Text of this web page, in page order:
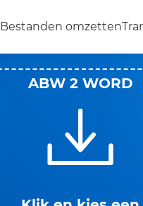
Bestanden omzetten
ABW 2 WORD